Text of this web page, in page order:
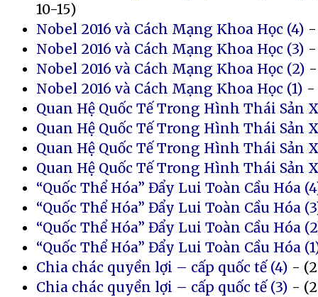
10-15)
Nobel 2016 và Cách Mạng Khoa Học (4) -
Nobel 2016 và Cách Mạng Khoa Học (3) -
Nobel 2016 và Cách Mạng Khoa Học (2) -
Nobel 2016 và Cách Mạng Khoa Học (1) -
Quan Hệ Quốc Tế Trong Hình Thái Sản
Quan Hệ Quốc Tế Trong Hình Thái Sản
Quan Hệ Quốc Tế Trong Hình Thái Sản
Quan Hệ Quốc Tế Trong Hình Thái Sản
“Quốc Thể Hóa” Đẩy Lui Toàn Cầu Hóa
“Quốc Thể Hóa” Đẩy Lui Toàn Cầu Hóa
“Quốc Thể Hóa” Đẩy Lui Toàn Cầu Hóa
“Quốc Thể Hóa” Đẩy Lui Toàn Cầu Hóa
Chia chác quyền lợi – cấp quốc tế (4) -
Chia chác quyền lợi – cấp quốc tế (3) -